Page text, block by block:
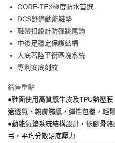
GORE-TEX極度防水首選
DCS舒適動能鞋墊
鞋帶扣設計防彈跳尾鉤
中後足穩定保護結構
大底著陸平衡區塊系統
專利安底刻紋
銷售重點
●鞋面使用高質感牛皮及TPU熱壓
適透氣、親膚觸感，彈性包覆，輕
●動能氣墊系統結構設計，依腳骨
弓，平均分散足底壓力